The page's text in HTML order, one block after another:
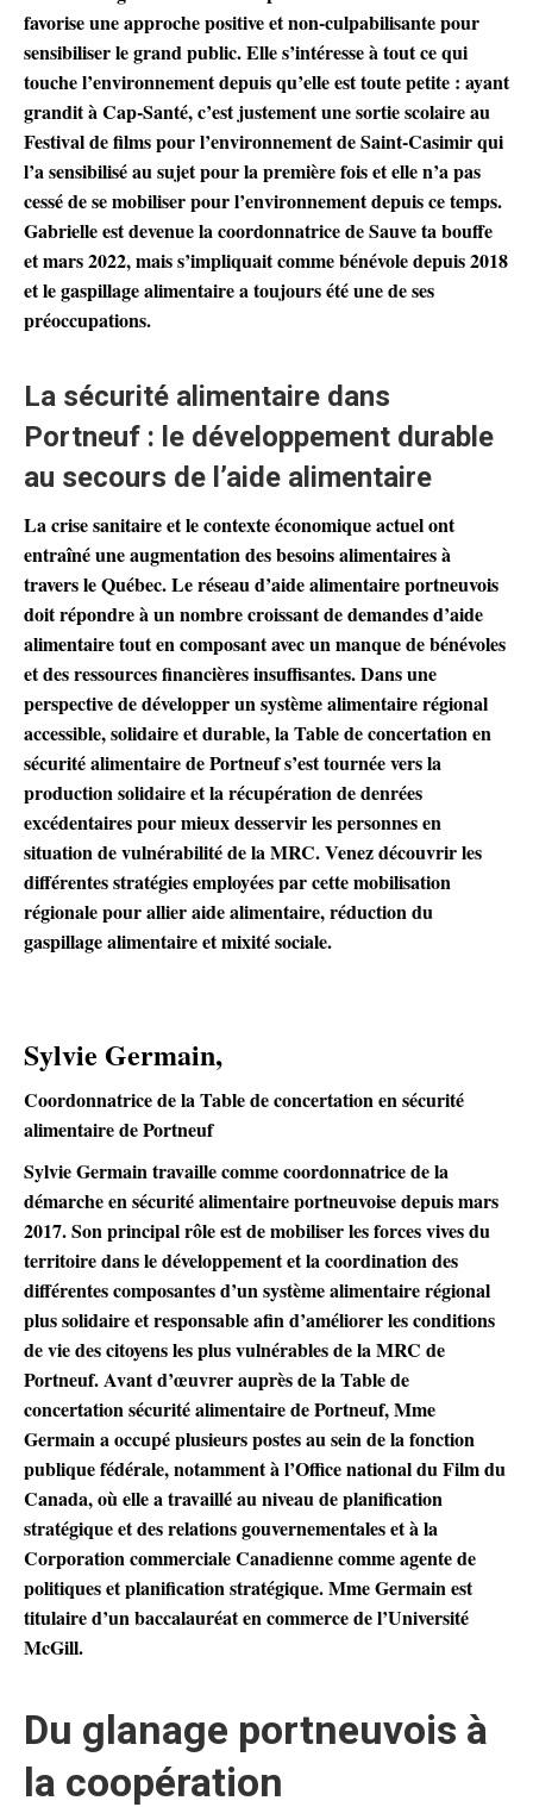
favorise une approche positive et non-culpabilisante pour
sensibiliser le grand public. Elle s’intéresse à tout ce qui
touche l’environnement depuis qu’elle est toute petite : ayant
grandit à Cap-Santé, c’est justement une sortie scolaire au
Festival de films pour l’environnement de Saint-Casimir qui
l’a sensibilisé au sujet pour la première fois et elle n’a pas
cessé de se mobiliser pour l’environnement depuis ce temps.
Gabrielle est devenue la coordonnatrice de Sauve ta bouffe
et mars 2022, mais s’impliquait comme bénévole depuis 2018
et le gaspillage alimentaire a toujours été une de ses
préoccupations.
La sécurité alimentaire dans
Portneuf : le développement durable
au secours de l’aide alimentaire
La crise sanitaire et le contexte économique actuel ont
entraîné une augmentation des besoins alimentaires à
travers le Québec. Le réseau d’aide alimentaire portneuvois
doit répondre à un nombre croissant de demandes d’aide
alimentaire tout en composant avec un manque de bénévoles
et des ressources financières insuffisantes. Dans une
perspective de développer un système alimentaire régional
accessible, solidaire et durable, la Table de concertation en
sécurité alimentaire de Portneuf s’est tournée vers la
production solidaire et la récupération de denrées
excédentaires pour mieux desservir les personnes en
situation de vulnérabilité de la MRC. Venez découvrir les
différentes stratégies employées par cette mobilisation
régionale pour allier aide alimentaire, réduction du
gaspillage alimentaire et mixité sociale.
Sylvie Germain,
Coordonnatrice de la Table de concertation en sécurité
alimentaire de Portneuf
Sylvie Germain travaille comme coordonnatrice de la
démarche en sécurité alimentaire portneuvoise depuis mars
2017. Son principal rôle est de mobiliser les forces vives du
territoire dans le développement et la coordination des
différentes composantes d’un système alimentaire régional
plus solidaire et responsable afin d’améliorer les conditions
de vie des citoyens les plus vulnérables de la MRC de
Portneuf. Avant d’œuvrer auprès de la Table de
concertation sécurité alimentaire de Portneuf, Mme
Germain a occupé plusieurs postes au sein de la fonction
publique fédérale, notamment à l’Office national du Film du
Canada, où elle a travaillé au niveau de planification
stratégique et des relations gouvernementales et à la
Corporation commerciale Canadienne comme agente de
politiques et planification stratégique. Mme Germain est
titulaire d’un baccalauréat en commerce de l’Université
McGill.
Du glanage portneuvois à
la coopération